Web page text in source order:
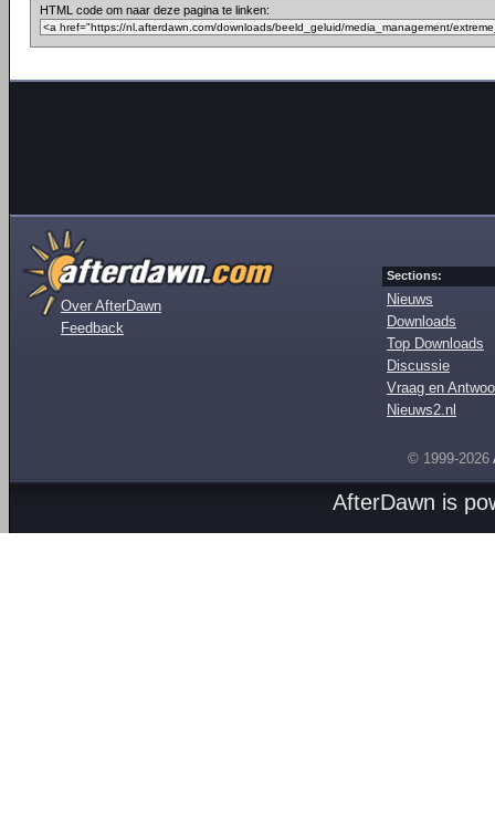
HTML code om naar deze pagina te linken:
Over AfterDawn
Feedback
Sections:
Nieuws
Downloads
Top Downloads
Discussie
Vraag en
Nieuws2.nl
© 1999-2026
AfterDawn is